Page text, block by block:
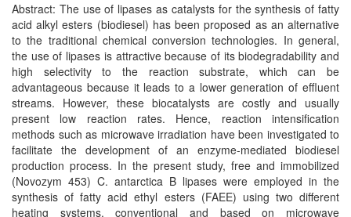
Abstract: The use of lipases as catalysts for the synthesis of fatty
acid alkyl esters (biodiesel) has been proposed as an alternative
to the traditional chemical conversion technologies. In general,
the use of lipases is attractive because of its biodegradability and
high selectivity to the reaction substrate, which can be
advantageous because it leads to a lower generation of effluent
streams. However, these biocatalysts are costly and usually
present low reaction rates. Hence, reaction intensification
methods such as microwave irradiation have been investigated to
facilitate the development of an enzyme-mediated biodiesel
production process. In the present study, free and immobilized
(Novozym 453) C. antarctica B lipases were employed in the
synthesis of fatty acid ethyl esters (FAEE) using two different
heating systems, conventional and based on microwave